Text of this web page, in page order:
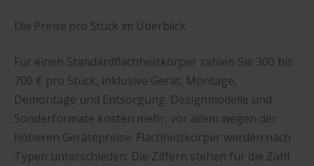
Die Preise pro Stück im Überblick
Für einen Standardflachheizkörper zahlen Sie 300 bis
700 € pro Stück, inklusive Gerät, Montage,
Demontage und Entsorgung. Designmodelle und
Sonderformate kosten mehr, vor allem wegen der
höheren Gerätepreise. Flachheizkörper werden nach
Typen unterschieden: Die Ziffern stehen für die Zahl